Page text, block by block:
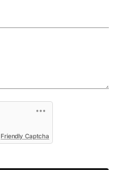
Friendly Captcha